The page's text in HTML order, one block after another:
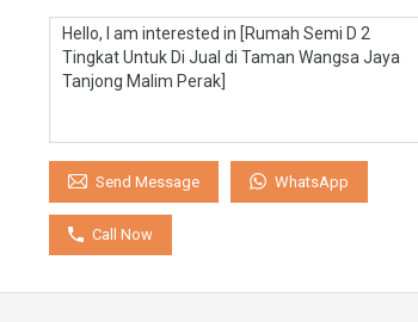
Send Message WhatsApp
Call Now